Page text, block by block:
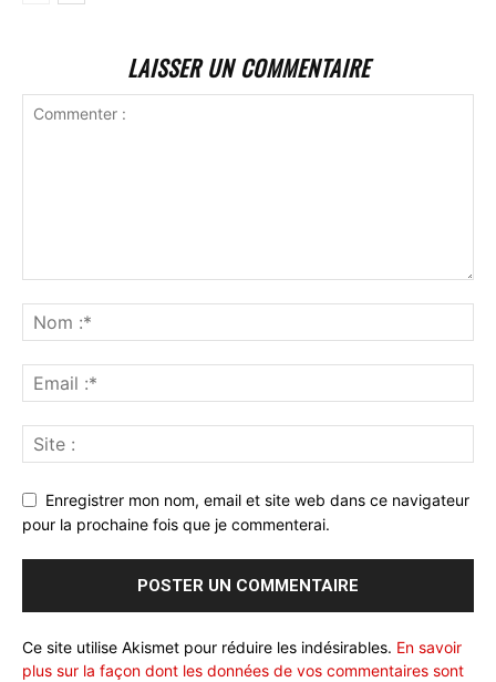
LAISSER UN COMMENTAIRE
Enregistrer mon nom, email et site web dans ce navigateur
pour la prochaine fois que je commenterai.
Ce site utilise Akismet pour réduire les indésirables. En savoir
plus sur la façon dont les données de vos commentaires sont